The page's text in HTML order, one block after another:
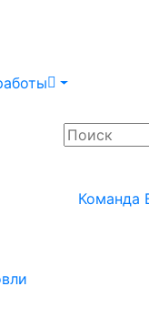
Команда